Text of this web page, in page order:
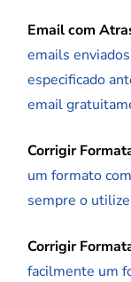
Email com
emails
especificado
email
Corrigir
um formato
sempre o
Corrigir
facilmente um